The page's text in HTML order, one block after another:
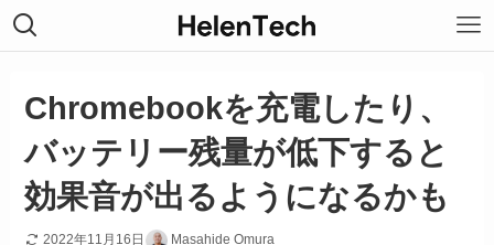
Chromebookを充電したり、
バッテリー残量が低下すると
効果音が出るようになるかも
2022年11月16日 Masahide Omura